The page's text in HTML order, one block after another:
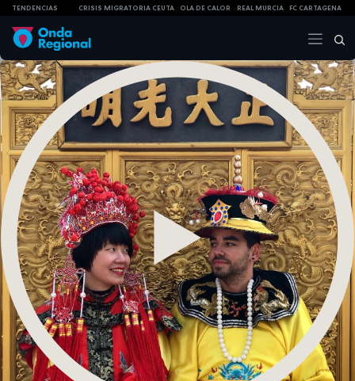
TENDENCIAS CRISIS MIGRATORIA CEUTA OLA DE CALOR REAL MURCIA FC CARTAGENA